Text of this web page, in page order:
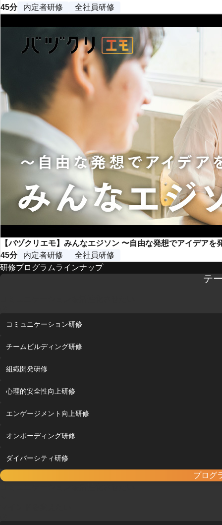
45分
内定者研修 全社員研修
【バヅクリエモ】みんなエジソン 〜自由な発想でアイデアを
45分
内定者研修
全社員研修
研修プログラムラインナップ
テ
コミュニケーション研修
チームビルディング研修
組織開発研修
心理的安全性向上研修
エンゲージメント向上研修
オンボーディング研修
ダイバーシティ研修
プログ